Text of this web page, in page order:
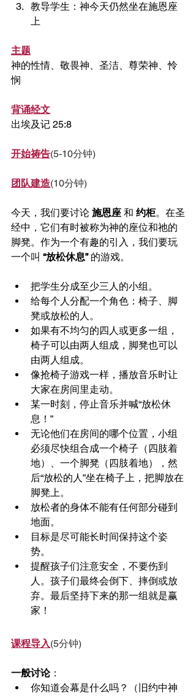
教导学生：神今天仍然坐在施恩座
上
主题
神的性情、敬畏神、圣洁、尊荣神、怜
悯
背诵经文
出埃及记 25:8
开始祷告(5-10分钟)
团队建造(10分钟)
今天，我们要讨论 施恩座 和 约柜。在圣
经中，它们有时被称为神的座位和祂的
脚凳。作为一个有趣的引入，我们要玩
一个叫 “放松休息” 的游戏。
把学生分成至少三人的小组。
给每个人分配一个角色：椅子、脚
凳或放松的人。
如果有不均匀的四人或更多一组，
椅子可以由两人组成，脚凳也可以
由两人组成。
像抢椅子游戏一样，播放音乐时让
大家在房间里走动。
某一时刻，停止音乐并喊“放松休
息！”
无论他们在房间的哪个位置，小组
必须尽快组合成一个椅子（四肢着
地）、一个脚凳（四肢着地），然
后“放松的人”坐在椅子上，把脚放在
脚凳上。
放松者的身体不能有任何部分碰到
地面。
目标是尽可能长时间保持这个姿
势。
提醒孩子们注意安全，不要伤到
人。孩子们最终会倒下、摔倒或放
弃。最后坚持下来的那一组就是赢
家！
课程导入(5分钟)
一般讨论：
你知道会幕是什么吗？（旧约中神